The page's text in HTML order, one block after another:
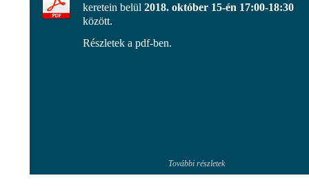
keretein belül 2018. október 15-én 17:00-18:30
között.
Részletek a pdf-ben.
További részletek